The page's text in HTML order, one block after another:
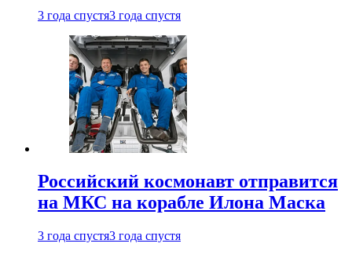
3 года спустя3 года спустя
Российский космонавт отправится
на МКС на корабле Илона Маска
3 года спустя3 года спустя